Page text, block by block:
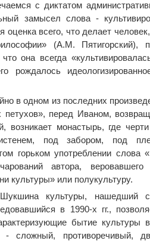
с диктатом
замысел слова -
всего, что делает
(A.M. Пятигорский),
она всегда
рождалось
в одном из последних
петухов», перед Иваном,
возникает монастырь, где
под забором, под
горьком употреблении слова
автора,
культуры» или полукультуру.
культуры, нашедший
в 1990-х гг.,
бытие культуры
сложный, противоречивый,